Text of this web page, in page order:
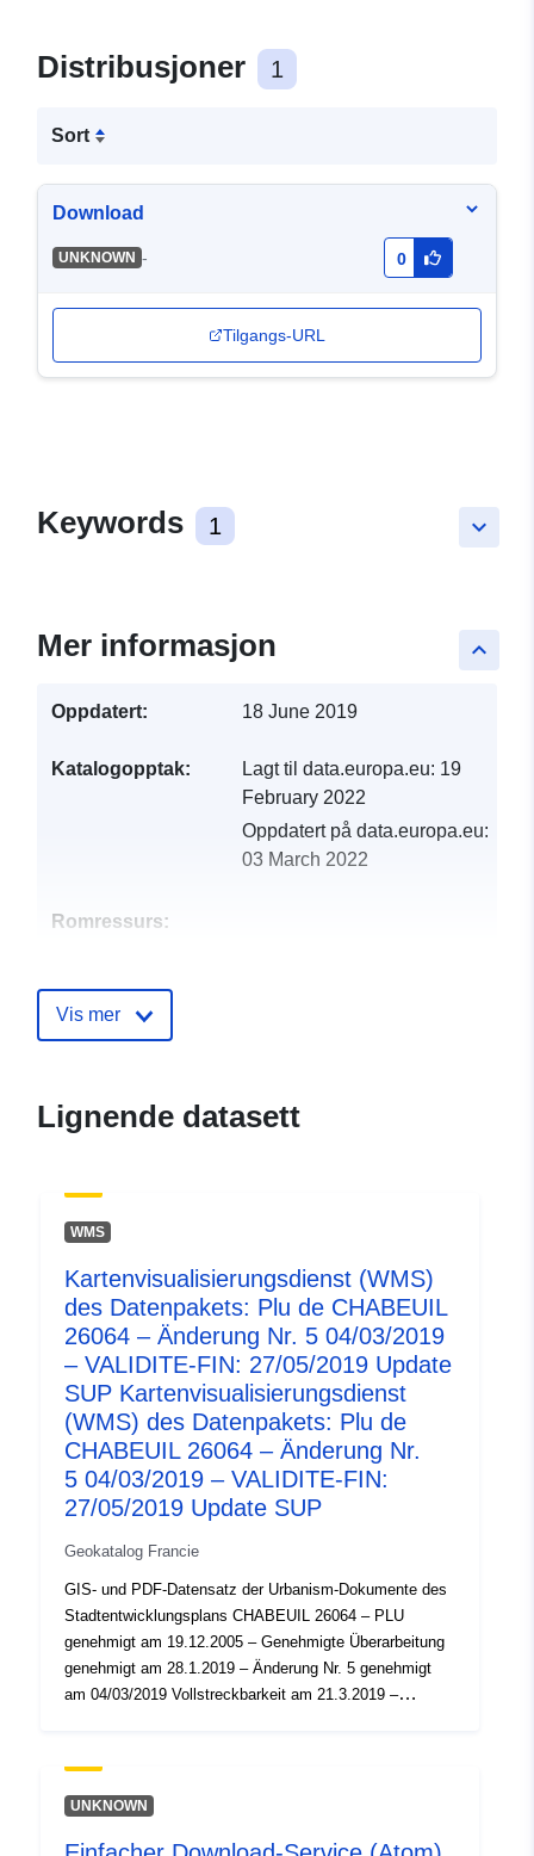
Distribusjoner 1
Sort
Download
UNKNOWN - 0
Tilgangs-URL
keyboard_arrow_down
Keywords 1
keyboard_arrow_up
Mer informasjon
Oppdatert: 18 June 2019
Katalogopptak: Lagt til data.europa.eu: 19
February 2022
Oppdatert på data.europa.eu:
03 March 2022
Romressurs:
70c3b798d3c3
Type:
Ressurs:
http://inspire.ec.europa.eu/
codelist/SpatialDataServiceType/
Vis mer
Lignende datasett
WMS
Kartenvisualisierungsdienst (WMS)
des Datenpakets: Plu de CHABEUIL
26064 – Änderung Nr. 5 04/03/2019
– VALIDITE-FIN: 27/05/2019 Update
SUP Kartenvisualisierungsdienst
(WMS) des Datenpakets: Plu de
CHABEUIL 26064 – Änderung Nr.
5 04/03/2019 – VALIDITE-FIN:
27/05/2019 Update SUP
Geokatalog Francie
GIS- und PDF-Datensatz der Urbanism-Dokumente des
Stadtentwicklungsplans CHABEUIL 26064 – PLU
genehmigt am 19.12.2005 – Genehmigte Überarbeitung
genehmigt am 28.1.2019 – Änderung Nr. 5 genehmigt
am 04/03/2019 Vollstreckbarkeit am 21.3.2019 –
UNKNOWN